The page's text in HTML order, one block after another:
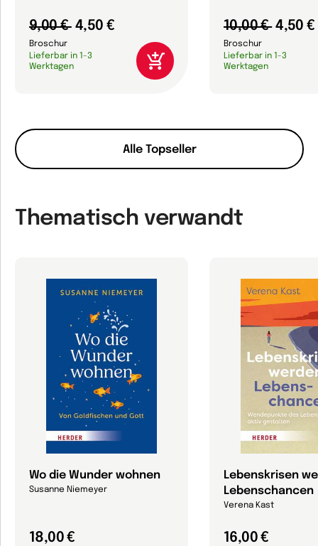
Alle Topseller
9,00 € 4,50 €
Broschur
Lieferbar in 1-3
Werktagen
10,00 € 4,50 €
Broschur
Lieferbar in 1-3
Werktagen
Thematisch verwandt
Wo die Wunder wohnen
Susanne Niemeyer
18,00 €
Lebenskrisen
Lebenschancen
Verena Kast
16,00 €